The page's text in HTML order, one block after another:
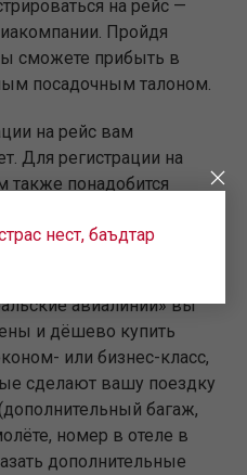
на рейс —
Пройдя
сможете прибыть в
посадочным талоном.
на рейс вам
Для регистрации на
понадобится
авиалинии» вы
и дёшево купить
или бизнес-класс,
сделают вашу поездку
багаж,
номер в отеле в
дополнительные
нест, баъдтар